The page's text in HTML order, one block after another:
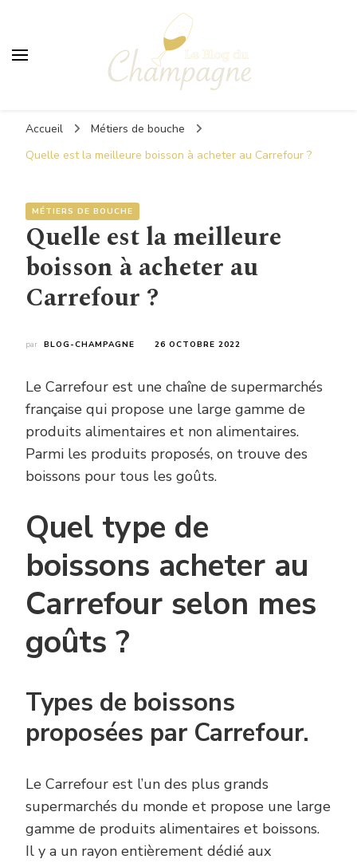
Accueil
Métiers de bouche
Quelle est la meilleure boisson à acheter au Carrefour ?
MÉTIERS DE BOUCHE
Quelle est la meilleure
boisson à acheter au
Carrefour ?
par BLOG-CHAMPAGNE 26 OCTOBRE 2022
Le Carrefour est une chaîne de supermarchés
française qui propose une large gamme de
produits alimentaires et non alimentaires.
Parmi les produits proposés, on trouve des
boissons pour tous les goûts.
Quel type de
boissons acheter au
Carrefour selon mes
goûts ?
Types de boissons
proposées par Carrefour.
Le Carrefour est l’un des plus grands
supermarchés du monde et propose une large
gamme de produits alimentaires et boissons.
Il y a un rayon entièrement dédié aux